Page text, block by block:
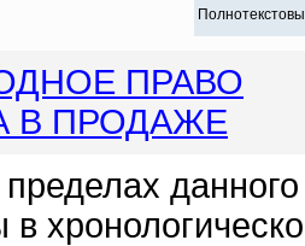
ПРАВО
В ПРОДАЖЕ